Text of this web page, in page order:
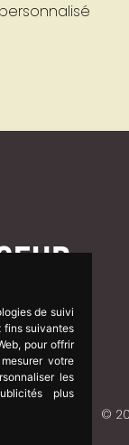
de suivi
fins suivantes
, pour offrir
votre
les
plus
8h à 18h
©